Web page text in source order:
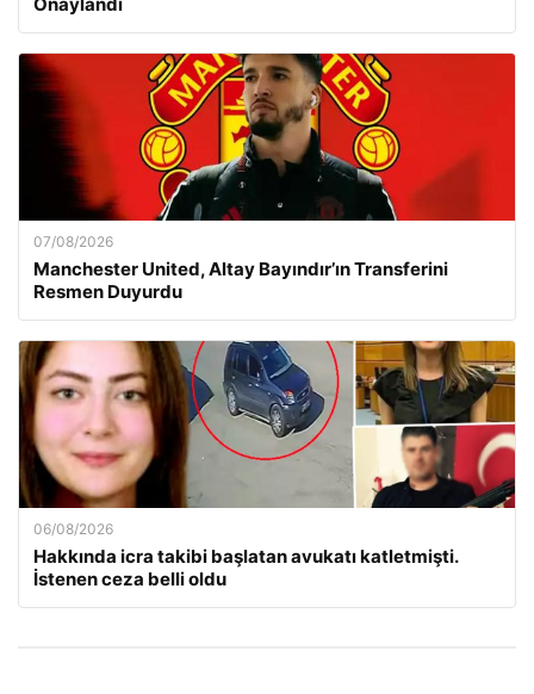
07/08/2026
Manchester United, Altay Bayındır’ın Transferini
Resmen Duyurdu
06/08/2026
Hakkında icra takibi başlatan avukatı katletmişti.
İstenen ceza belli oldu